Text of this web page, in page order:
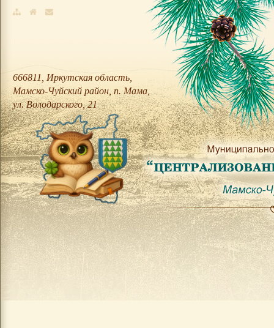
666811, Иркутская область,
Мамско-Чуйский район, п. Мама,
ул. Володарского, 21